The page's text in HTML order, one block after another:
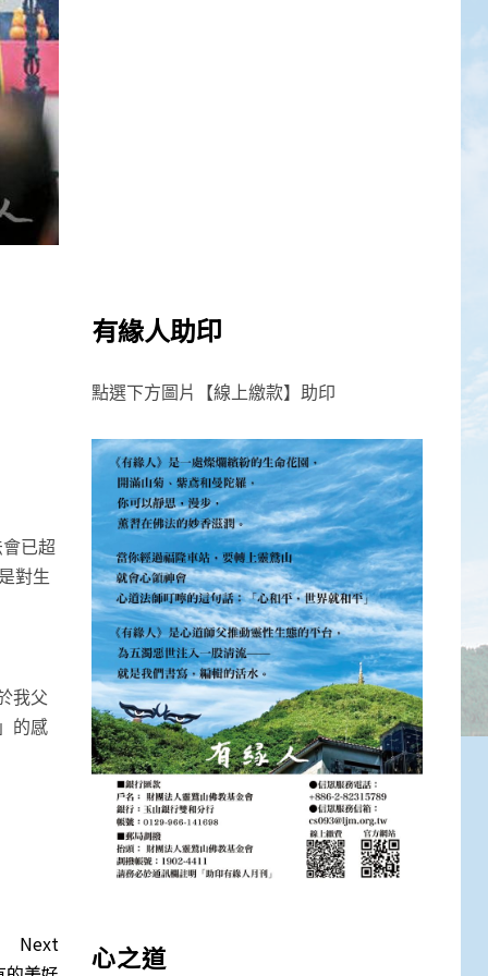
已超
對生
我父
的感
Next
有緣人助印
點選下方圖片【線上繳款】助印
心之道